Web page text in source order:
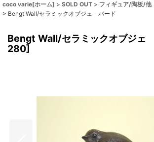
coco varie[ホーム] > SOLD OUT > フィギュア/陶板/他
> Bengt Wall/セラミックオブジェ バード
Bengt Wall/セラミックオブジェ
280]